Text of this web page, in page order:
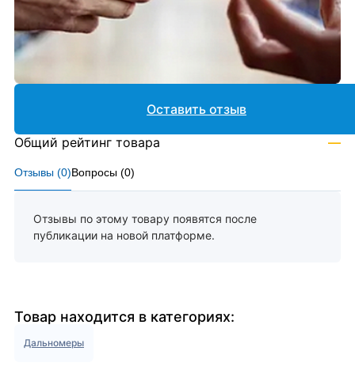
Отзывы (0)Вопросы (0)
Отзывы по этому товару появятся после
публикации на новой платформе.
Оставить отзыв
Общий рейтинг товара —
Товар находится в категориях:
Дальномеры